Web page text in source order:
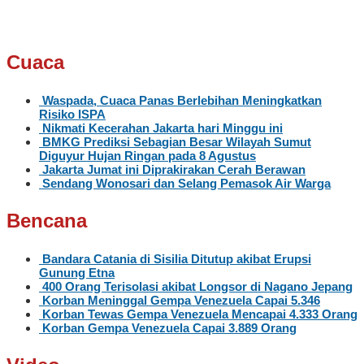
Cuaca
Waspada, Cuaca Panas Berlebihan Meningkatkan
Risiko ISPA
Nikmati Kecerahan Jakarta hari Minggu ini
BMKG Prediksi Sebagian Besar Wilayah Sumut
Diguyur Hujan Ringan pada 8 Agustus
Jakarta Jumat ini Diprakirakan Cerah Berawan
Sendang Wonosari dan Selang Pemasok Air Warga
Bencana
Bandara Catania di Sisilia Ditutup akibat Erupsi
Gunung Etna
400 Orang Terisolasi akibat Longsor di Nagano Jepang
Korban Meninggal Gempa Venezuela Capai 5.346
Korban Tewas Gempa Venezuela Mencapai 4.333 Orang
Korban Gempa Venezuela Capai 3.889 Orang